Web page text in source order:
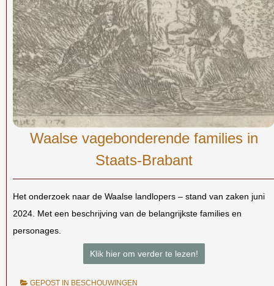
Waalse vagebonderende families in
Staats-Brabant
Het onderzoek naar de Waalse landlopers – stand van zaken juni
2024. Met een beschrijving van de belangrijkste families en
personages.
Klik hier om verder te lezen!
GEPOST IN BESCHOUWINGEN